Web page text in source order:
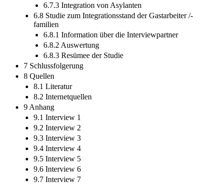
6.7.3 Integration von Asylanten
6.8 Studie zum Integrationsstand der Gastarbeiter /-
familien
6.8.1 Information über die Interviewpartner
6.8.2 Auswertung
6.8.3 Resümee der Studie
7 Schlussfolgerung
8 Quellen
8.1 Literatur
8.2 Internetquellen
9 Anhang
9.1 Interview 1
9.2 Interview 2
9.3 Interview 3
9.4 Interview 4
9.5 Interview 5
9.6 Interview 6
9.7 Interview 7